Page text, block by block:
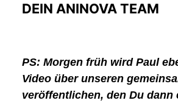
DEIN ANINOVA TEAM
PS: Morgen früh wird Paul
Video über unseren
veröffentlichen, den Du dann